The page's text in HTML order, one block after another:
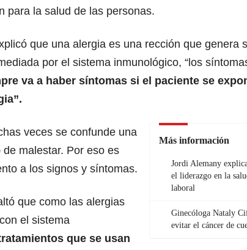
para la salud de las personas.
que una alergia es una rección que genera
por el sistema inmunológico, “los
va a haber síntomas si el paciente se
Más información
Jordi Alemany
el liderazgo en la
laboral
Ginecóloga Nataly
evitar el cáncer de
veces se confunde una
malestar. Por eso es
a los signos y síntomas.
que como las alergias
el sistema
que se usan